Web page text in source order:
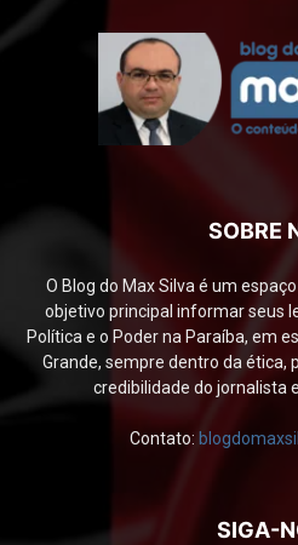
SOBRE
O Blog do Max Silva é um
objetivo principal informar seus
Política e o Poder na Paraíba, em
Grande, sempre dentro da ética,
credibilidade do jornalista
Contato:
SIGA-